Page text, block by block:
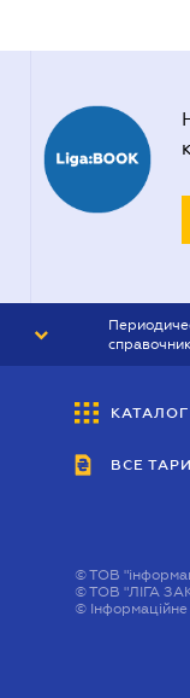
ВСЕ
©ТОВ
©ТОВ "ЛІГА
©